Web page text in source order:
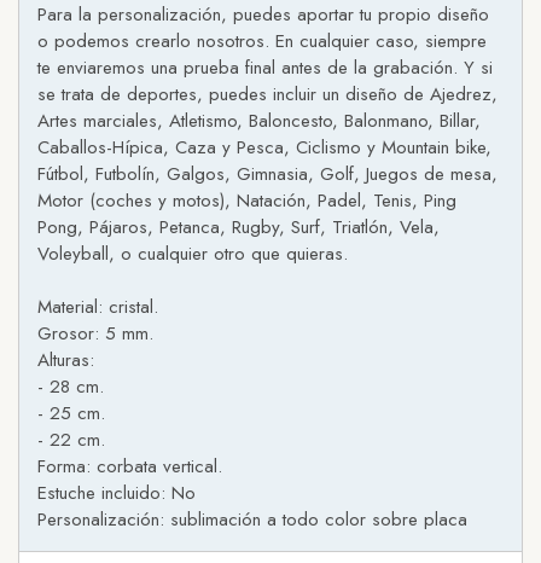
Para la personalización, puedes aportar tu propio diseño
o podemos crearlo nosotros. En cualquier caso, siempre
te enviaremos una prueba final antes de la grabación. Y si
se trata de deportes, puedes incluir un diseño de Ajedrez,
Artes marciales, Atletismo, Baloncesto, Balonmano, Billar,
Caballos-Hípica, Caza y Pesca, Ciclismo y Mountain bike,
Fútbol, Futbolín, Galgos, Gimnasia, Golf, Juegos de mesa,
Motor (coches y motos), Natación, Padel, Tenis, Ping
Pong, Pájaros, Petanca, Rugby, Surf, Triatlón, Vela,
Voleyball, o cualquier otro que quieras.
Material: cristal.
Grosor: 5 mm.
Alturas:
- 28 cm.
- 25 cm.
- 22 cm.
Forma: corbata vertical.
Estuche incluido: No
Personalización: sublimación a todo color sobre placa